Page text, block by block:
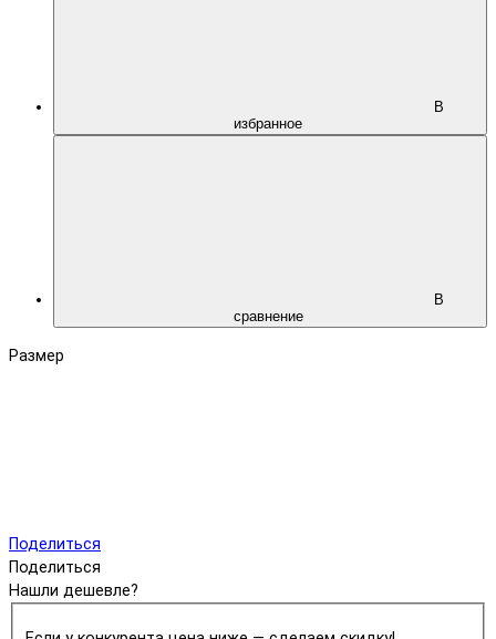
В
избранное
В
сравнение
Размер
Поделиться
Поделиться
Нашли дешевле?